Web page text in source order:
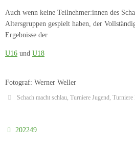
Auch wenn keine Teilnehmer:innen des
Altersgruppen gespielt haben, der
Ergebnisse der
U16 und U18
Fotograf: Werner Weller
Schach macht schlau, Turniere Jugend, Turniere
202249